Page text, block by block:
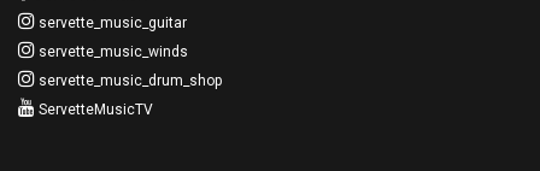
servette_music_guitar
servette_music_winds
servette_music_drum_shop
ServetteMusicTV